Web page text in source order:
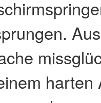
harten